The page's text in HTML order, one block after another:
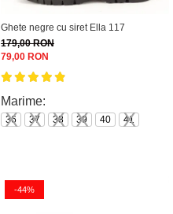
Ghete negre cu siret Ella 117
179,00 RON
79,00 RON
Marime:
36 37 38 39 40 41
-44%